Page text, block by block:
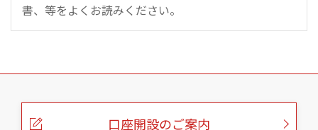
書、等をよくお読みください。
こ
口座開設のご案内